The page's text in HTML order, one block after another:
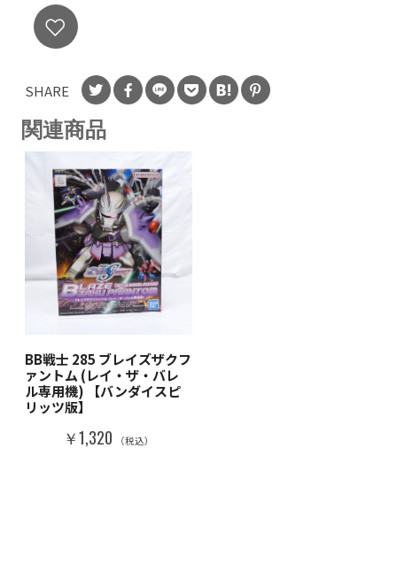
SHARE
関連商品
BB戦士 285 ブレイズザクフ
ァントム (レイ・ザ・バレ
ル専用機) 【バンダイスピ
リッツ版】
￥1,320 （税込）